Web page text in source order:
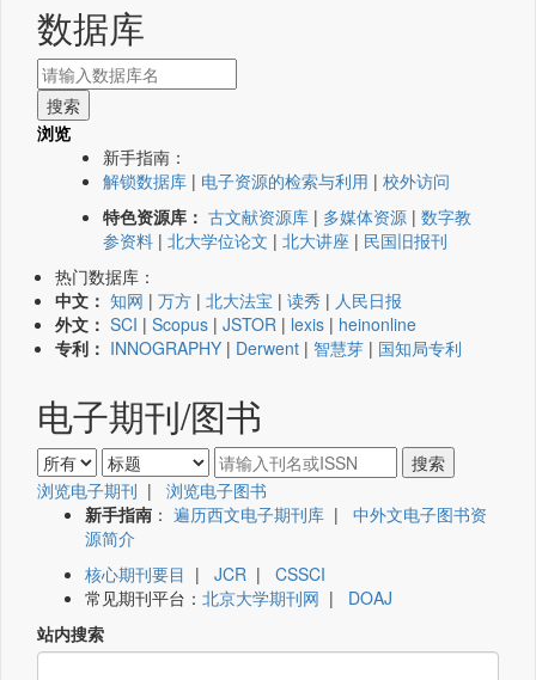
数据库
浏览
新手指南：
解锁数据库 | 电子资源的检索与利用 | 校外访问
特色资源库： 古文献资源库 | 多媒体资源 | 数字教
参资料 | 北大学位论文 | 北大讲座 | 民国旧报刊
热门数据库：
中文： 知网 | 万方 | 北大法宝 | 读秀 | 人民日报
外文： SCI | Scopus | JSTOR | lexis | heinonline
专利： INNOGRAPHY | Derwent | 智慧芽 | 国知局专利
电子期刊/图书
浏览电子期刊 | 浏览电子图书
新手指南 ： 遍历西文电子期刊库 | 中外文电子图书资
源简介
核心期刊要目 | JCR | CSSCI
常见期刊平台： 北京大学期刊网 | DOAJ
站内搜索